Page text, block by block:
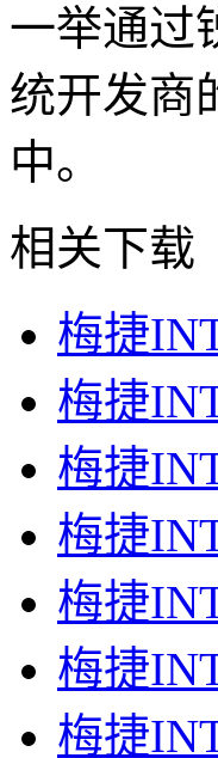
一举通过
统开发商
中。
相关下载
梅捷
梅捷
梅捷
梅捷
梅捷
梅捷
梅捷